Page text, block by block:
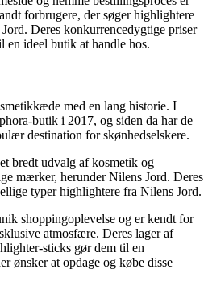
forbrugere, der søger highlightere
Deres konkurrencedygtige priser
en ideel butik at handle hos.
med en lang historie. I
butik i 2017, og siden da har de
destination for skønhedselskere.
bredt udvalg af kosmetik og
mærker, herunder Nilens Jord. Deres
typer highlightere fra Nilens Jord.
shoppingoplevelse og er kendt for
atmosfære. Deres lager af
sticks gør dem til en
ønsker at opdage og købe disse